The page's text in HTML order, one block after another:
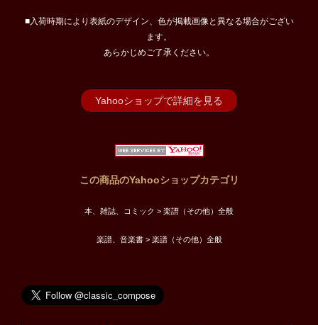
■入荷時期により表紙のデザイン、色が掲載画像と異なる場合がござい
ます。
あらかじめご了承ください。
Yahooショップで詳細を見る
この商品のYahooショップカテゴリ
本、雑誌、コミック > 楽譜（その他）全般
楽譜、音楽書 > 楽譜（その他）全般